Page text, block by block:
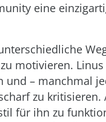
eine
motivieren.
und – manchmal
zu
für ihn zu